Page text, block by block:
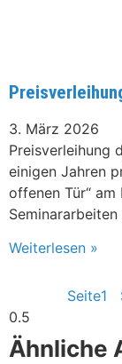
3. März 2026
Preisverleihung
einigen Jahren
offenen Tür“
Weiterlesen »
Seite1
Ähnliche